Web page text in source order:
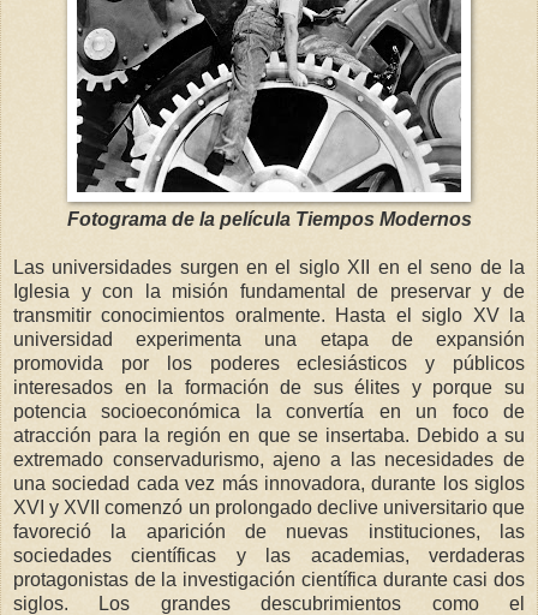
Fotograma de la película Tiempos Modernos
Las universidades surgen en el siglo XII en el seno de la
Iglesia y con la misión fundamental de preservar y de
transmitir conocimientos oralmente. Hasta el siglo XV la
universidad experimenta una etapa de expansión
promovida por los poderes eclesiásticos y públicos
interesados en la formación de sus élites y porque su
potencia socioeconómica la convertía en un foco de
atracción para la región en que se insertaba. Debido a su
extremado conservadurismo, ajeno a las necesidades de
una sociedad cada vez más innovadora, durante los siglos
XVI y XVII comenzó un prolongado declive universitario que
favoreció la aparición de nuevas instituciones, las
sociedades científicas y las academias, verdaderas
protagonistas de la investigación científica durante casi dos
siglos. Los grandes descubrimientos como el